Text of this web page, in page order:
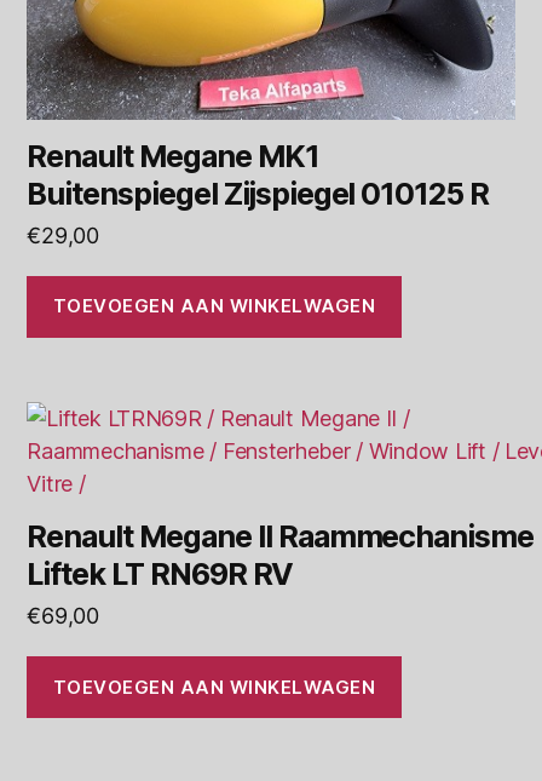
Renault Megane MK1
Buitenspiegel Zijspiegel 010125 R
€29,00
TOEVOEGEN AAN WINKELWAGEN
Renault Megane II Raammechanisme
Liftek LT RN69R RV
€69,00
TOEVOEGEN AAN WINKELWAGEN